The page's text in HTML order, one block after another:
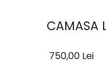
CAMASA
750,00 Lei